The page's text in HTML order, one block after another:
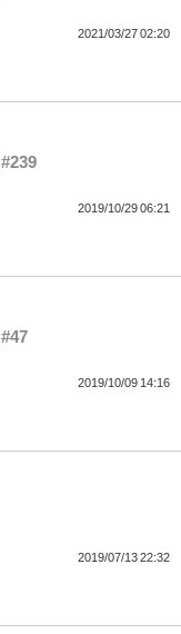
2021/03/27 02:20
#239
2019/10/29 06:21
#47
2019/10/09 14:16
2019/07/13 22:32